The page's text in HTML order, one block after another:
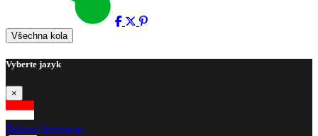
Všechna kola
Vyberte jazyk
×
Bahasa Indonesia